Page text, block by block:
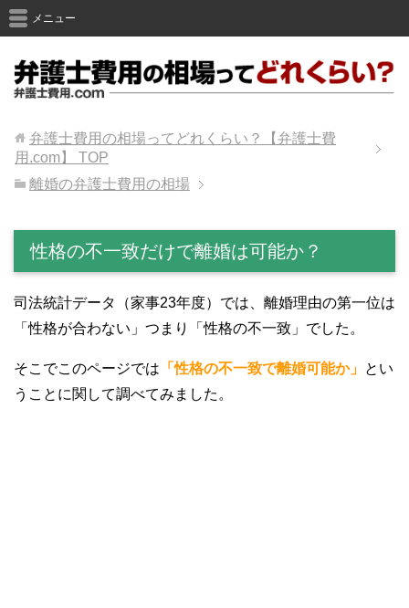
メニュー
弁護士費用の相場ってどれくらい？【弁護士費
用.com】
TOP
離婚の弁護士費用の相場
性格の不一致だけで離婚は可能か？
司法統計データ（家事23年度）では、離婚理由の第一位は
「性格が合わない」つまり「性格の不一致」でした。
そこでこのページでは 「性格の不一致で離婚可能か」 とい
うことに関して調べてみました。